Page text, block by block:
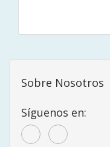
Sobre Nosotros
Síguenos en: